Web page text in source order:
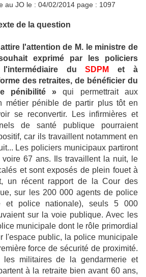
au JO le : 04/02/2014 page : 1097
de la question
attire l'attention de M. le ministre de
exprimé par les policiers
l'intermédiaire duSDPM
et à
des retraites, de bénéficier du
pénibilité » qui permettrait aux
métier pénible de partir plus tôt en
se reconvertir. Les infirmières et
de santé publique pourraient
car ils travaillent notamment en
Les policiers municipaux partiront
67 ans. Ils travaillent la nuit, le
et sont exposés de plein fouet à
un récent rapport de la Cour des
sur les 200 000 agents de police
et police nationale), seuls 5 000
sur la voie publique. Avec les
municipale dont le rôle primordial
l'espace public, la police municipale
force de sécurité de proximité.
les militaires de la gendarmerie et
à la retraite bien avant 60 ans,